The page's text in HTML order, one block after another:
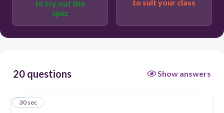
to try out the
quiz
to suit your class
20 questions Show answers
1
30 sec